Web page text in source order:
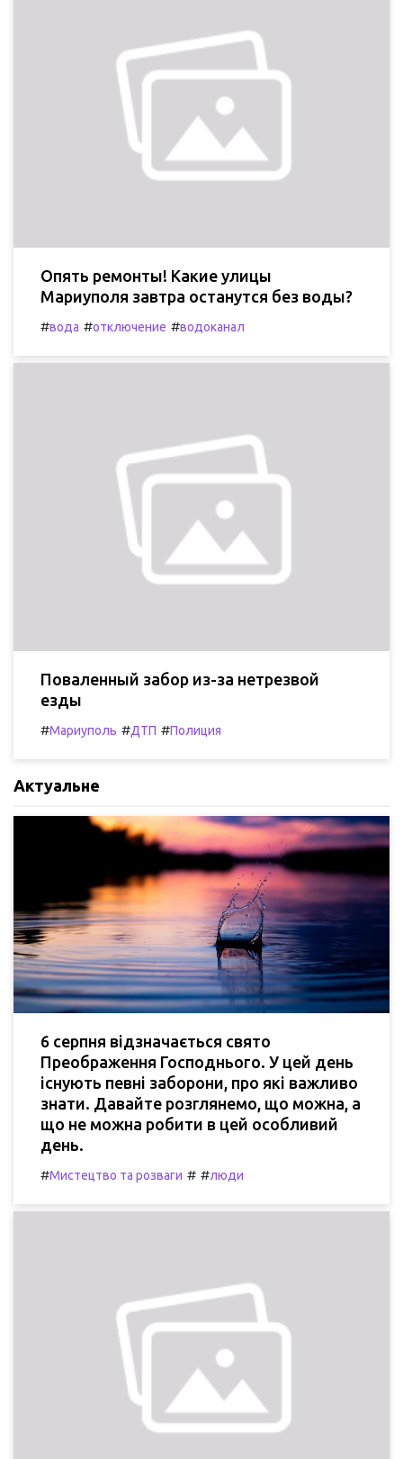
Опять ремонты! Какие улицы
Мариуполя завтра останутся без воды?
#вода #отключение #водоканал
Поваленный забор из-за нетрезвой
езды
#Мариуполь #ДТП #Полиция
Актуальне
6 серпня відзначається свято
Преображення Господнього. У цей день
існують певні заборони, про які важливо
знати. Давайте розглянемо, що можна, а
що не можна робити в цей особливий
день.
#Мистецтво та розваги # #люди